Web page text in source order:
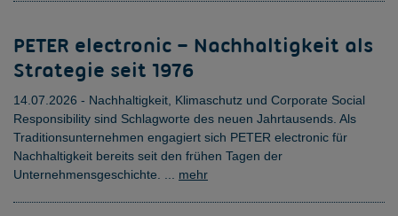
PETER electronic – Nachhaltigkeit als
Strategie seit 1976
14.07.2026 - Nachhaltigkeit, Klimaschutz und Corporate Social
Responsibility sind Schlagworte des neuen Jahrtausends. Als
Traditionsunternehmen engagiert sich PETER electronic für
Nachhaltigkeit bereits seit den frühen Tagen der
Unternehmensgeschichte. ... mehr